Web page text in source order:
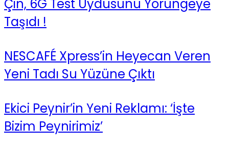
Çin, 6G Test Uydusunu Yörüngeye
Taşıdı !
NESCAFÉ Xpress’in Heyecan Veren
Yeni Tadı Su Yüzüne Çıktı
Ekici Peynir’in Yeni Reklamı: ‘İşte
Bizim Peynirimiz’